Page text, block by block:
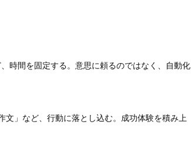
時間を固定する。意思に頼るのではなく、自動化
文」など、行動に落とし込む。成功体験を積み上